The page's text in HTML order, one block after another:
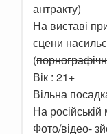
антракту)
На виставі
сцени
(
Вік : 21+
Вільна
На російській
Фото/відео-